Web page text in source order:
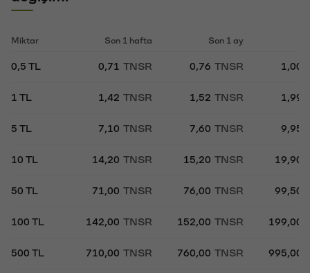
Miktar Son 1 hafta Son 1 ay
0,5 TL 0,71 TNSR 0,76 TNSR 1,00
1 TL 1,42 TNSR 1,52 TNSR 1,99
5 TL 7,10 TNSR 7,60 TNSR 9,95
10 TL 14,20 TNSR 15,20 TNSR 19,90
50 TL 71,00 TNSR 76,00 TNSR 99,50
100 TL 142,00 TNSR 152,00 TNSR 199,00
500 TL 710,00 TNSR 760,00 TNSR 995,00